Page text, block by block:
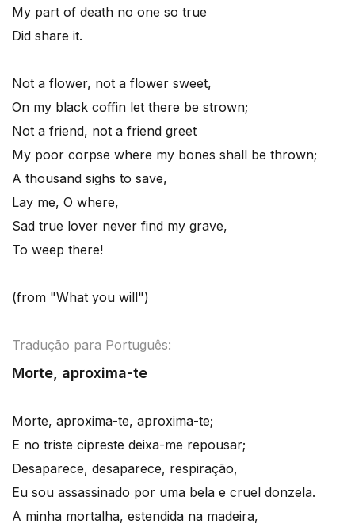
My part of death no one so true
Did share it.
Not a flower, not a flower sweet,
On my black coffin let there be strown;
Not a friend, not a friend greet
My poor corpse where my bones shall be thrown;
A thousand sighs to save,
Lay me, O where,
Sad true lover never find my grave,
To weep there!
(from "What you will")
Tradução para Português:
Morte, aproxima-te
Morte, aproxima-te, aproxima-te;
E no triste cipreste deixa-me repousar;
Desaparece, desaparece, respiração,
Eu sou assassinado por uma bela e cruel donzela.
A minha mortalha, estendida na madeira,